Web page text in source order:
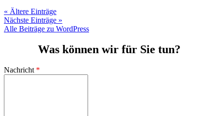
« Ältere Einträge
Nächste Einträge »
Alle Beiträge zu WordPress
Was können wir für Sie tun?
Nachricht *